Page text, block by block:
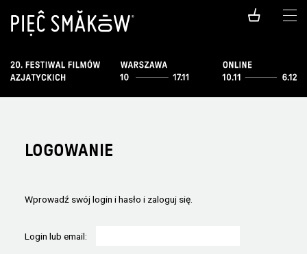
LOGOWANIE
Wprowadź swój login i hasło i zaloguj się.
Login lub email: